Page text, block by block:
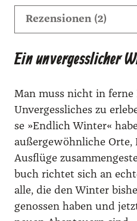
h
D
u
s
c
h
l
a
n
d
i
Rezensionen (2)
Ein unvergesslicher
Man muss nicht in fer­ne
Unver­gess­li­ches zu
se »End­lich Win­ter«
außer­ge­wöhn­li­che
Aus­flü­ge
buch rich­tet sich an
alle, die den Win­ter
genos­sen haben und